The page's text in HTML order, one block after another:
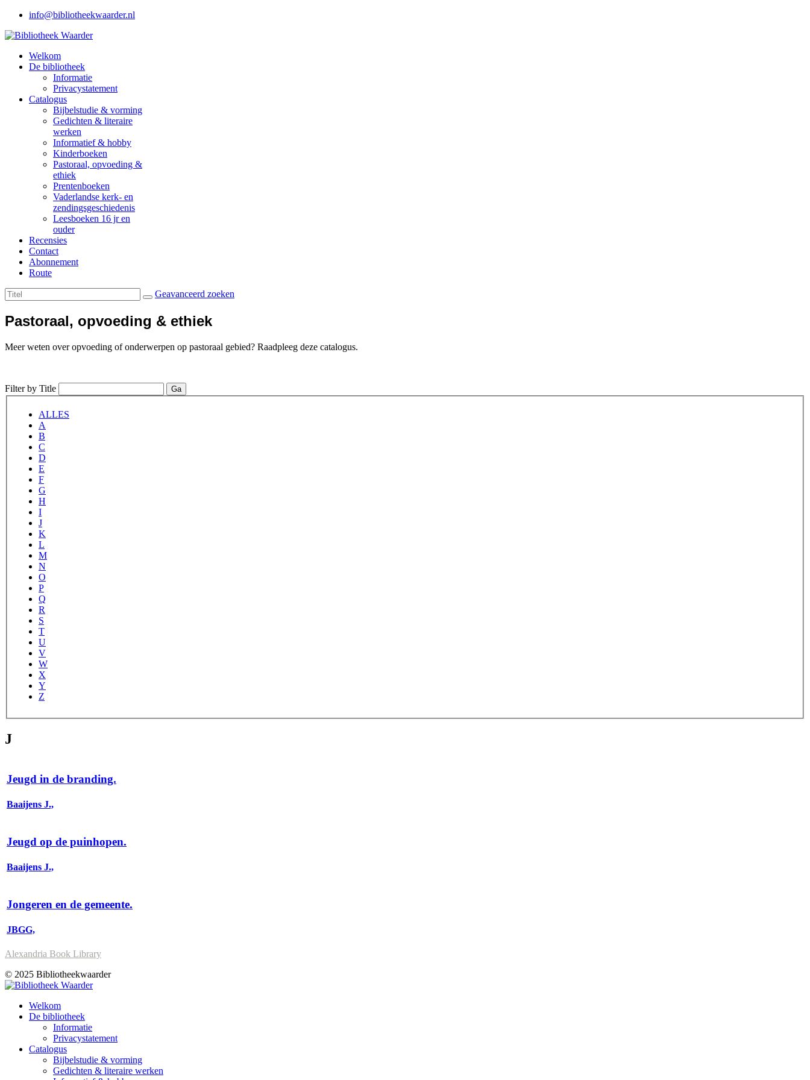
info@bibliotheekwaarder.nl
Welkom
De bibliotheek
Informatie
Privacystatement
Catalogus
Bijbelstudie & vorming
Gedichten & literaire
werken
Informatief & hobby
Kinderboeken
Pastoraal, opvoeding &
ethiek
Prentenboeken
Vaderlandse kerk- en
zendingsgeschiedenis
Leesboeken 16 jr en
ouder
Recensies
Contact
Abonnement
Route
Geavanceerd zoeken
Pastoraal, opvoeding & ethiek
Meer weten over opvoeding of onderwerpen op pastoraal gebied? Raadpleeg deze catalogus.
Filter by Title Ga
ALLES
A
B
C
D
E
F
G
H
I
J
K
L
M
N
O
P
Q
R
S
T
U
V
W
X
Y
Z
J
Jeugd in de branding.
Baaijens J.,
Jeugd op de puinhopen.
Baaijens J.,
Jongeren en de gemeente.
JBGG,
Alexandria Book Library
© 2025 Bibliotheekwaarder
Welkom
De bibliotheek
Informatie
Privacystatement
Catalogus
Bijbelstudie & vorming
Gedichten & literaire werken